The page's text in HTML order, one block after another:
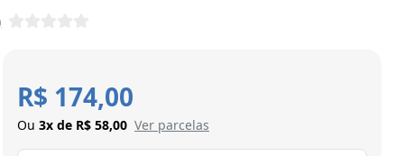
R$ 174,00
Ou 3x de R$ 58,00 Ver parcelas